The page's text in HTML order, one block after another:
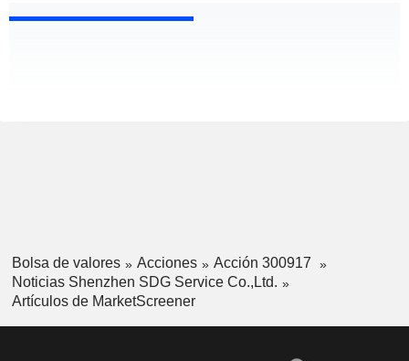
Bolsa de valores Acciones
Acción 300917
Noticias Shenzhen SDG Service Co.,Ltd.
Artículos de MarketScreener